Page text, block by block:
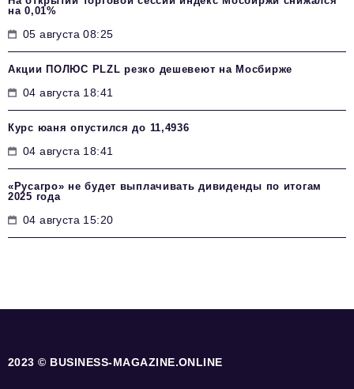
на 0,01%
05 августа 08:25
Акции ПОЛЮС PLZL резко дешевеют на Мосбирже
04 августа 18:41
Курс юаня опустился до 11,4936
04 августа 18:41
«Русагро» не будет выплачивать дивиденды по итогам
2025 года
04 августа 15:20
2023 © BUSINESS-MAGAZINE.ONLINE